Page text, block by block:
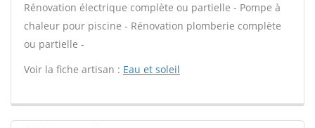
Rénovation électrique complète ou partielle - Pompe à
chaleur pour piscine - Rénovation plomberie complète
ou partielle -
Voir la fiche artisan : Eau et soleil